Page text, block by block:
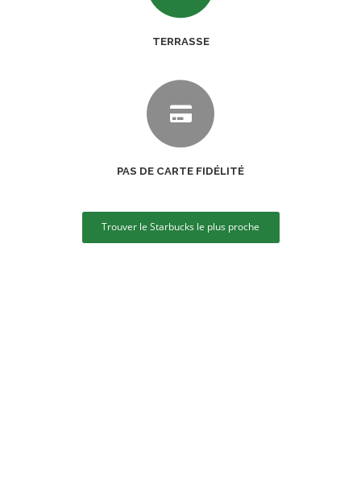
TERRASSE
PAS DE CARTE FIDÉLITÉ
Trouver le Starbucks le plus proche